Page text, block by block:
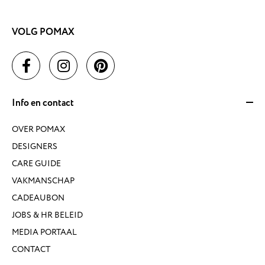
VOLG POMAX
Info en contact
OVER POMAX
DESIGNERS
CARE GUIDE
VAKMANSCHAP
CADEAUBON
JOBS & HR BELEID
MEDIA PORTAAL
CONTACT